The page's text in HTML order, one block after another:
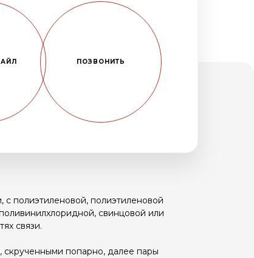
ПОЗВОНИТЬ
полиэтиленовой, полиэтиленовой
свинцовой или
связи.
скрученными попарно, далее пары